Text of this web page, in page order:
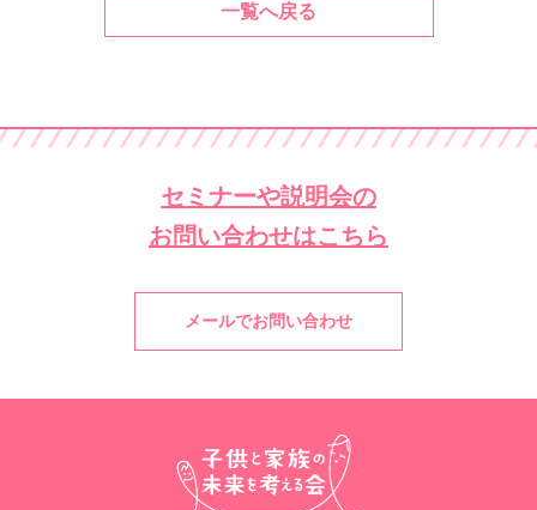
一覧へ戻る
セミナーや説明会の
お問い合わせはこちら
メールでお問い合わせ